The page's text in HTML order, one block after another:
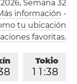
Semana 32
información -
tu ubicación
favoritas.
Tokio
1 1 :38
8